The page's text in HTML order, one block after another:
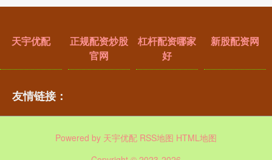
天宇优配
正规配资炒股
官网
杠杆配资哪家
好
新股配资网
友情链接：
Powered by 天宇优配 RSS地图 HTML地图